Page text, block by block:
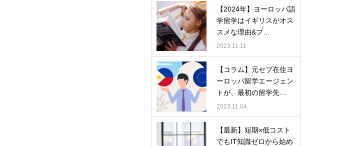
【2024年】ヨーロッパ語
学留学はイギリスがオス
スメな理由&プ…
2023.11.11
【コラム】元セブ在住ヨ
ーロッパ留学エージェン
トが、最初の留学先…
2023.11.04
【最新】短期×低コスト
でもIT知識ゼロから始め